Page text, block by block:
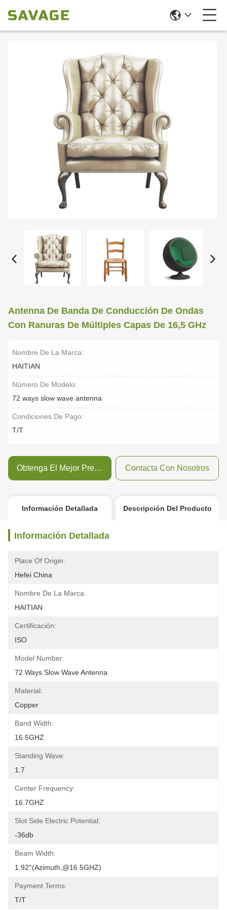
Antenna De Banda De Conducción De Ondas
Con Ranuras De Múltiples Capas De 16,5 GHz
Nombre De La Marca:
HAITIAN
Número De Modelo:
72 ways slow wave antenna
Condiciones De Pago:
T/T
Obtenga El Mejor Precio Contacta Con Nosotros
Información Detallada Descripción Del Producto
Información Detallada
Place Of Origin:
Hefei China
Nombre De La Marca:
HAITIAN
Certificación:
ISO
Model Number:
72 Ways Slow Wave Antenna
Material:
Copper
Band Width:
16.5GHZ
Standing Wave:
1.7
Center Frequency:
16.7GHZ
Slot Side Electric Potential:
-36db
Beam Width:
1.92°(azimuth,@16.5GHZ)
Payment Terms:
T/T